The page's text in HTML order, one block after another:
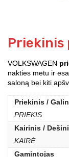
Priekinis
VOLKSWAGEN
nakties metu ir
saloną bei kiti
Priekinis /
PRIEKIS
Kairinis /
KAIRĖ
Gamintojas